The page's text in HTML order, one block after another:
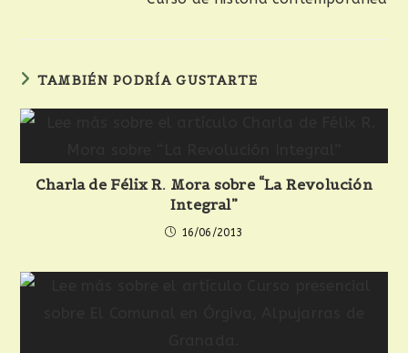
TAMBIÉN PODRÍA GUSTARTE
Charla de Félix R. Mora sobre “La Revolución
Integral”
16/06/2013